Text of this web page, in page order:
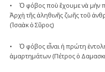
• Ὁ φόβος ποὺ ἔχουμε νὰ μὴν
Ἀρχὴ τῆς ἀληθινῆς ζωῆς τοῦ
(Ἰσαὰκ ὁ Σῦρος)
• Ὁ φόβος εἶναι ἡ πρώτη
ἁμαρτημάτων (Πέτρος ὁ